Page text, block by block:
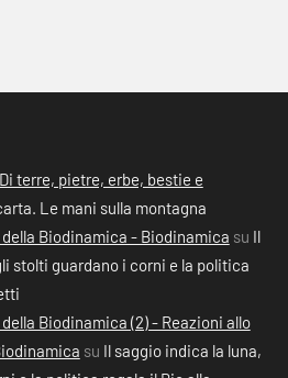
terre, pietre, erbe, bestie e
Le mani sulla montagna
Biodinamica - Biodinamica su Il
stolti guardano i corni e la politica
Biodinamica (2) - Reazioni allo
su Il saggio indica la luna,